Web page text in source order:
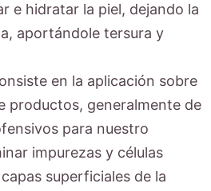
e hidratar la piel, dejando la
aportándole tersura y
en la aplicación sobre
productos, generalmente de
para nuestro
impurezas y células
superficiales de la